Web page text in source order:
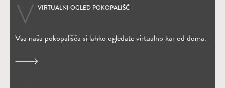
VIRTUALNI OGLED POKOPALIŠČ
Vsa naša pokopališča si lahko ogledate virtualno kar od doma.